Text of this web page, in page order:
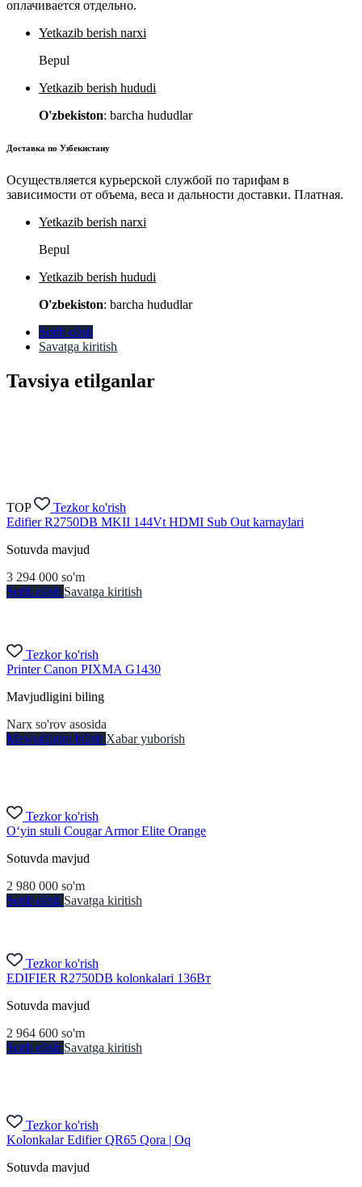
оплачивается отдельно.
Yetkazib berish narxi
Bepul
Yetkazib berish hududi
O'zbekiston: barcha hududlar
Доставка по Узбекистану
Осуществляется курьерской службой по тарифам в
зависимости от объема, веса и дальности доставки. Платная.
Yetkazib berish narxi
Bepul
Yetkazib berish hududi
O'zbekiston: barcha hududlar
Sotib olish
Savatga kiritish
Tavsiya etilganlar
TOP
Tezkor ko'rish
Edifier R2750DB MKII 144Vt HDMI Sub Out karnaylari
Sotuvda mavjud
3 294 000 so'm
Sotib olish Savatga kiritish
Tezkor ko'rish
Printer Canon PIXMA G1430
Mavjudligini biling
Narx so'rov asosida
Mavjudligini bilish Xabar yuborish
Tezkor ko'rish
O‘yin stuli Cougar Armor Elite Orange
Sotuvda mavjud
2 980 000 so'm
Sotib olish Savatga kiritish
Tezkor ko'rish
EDIFIER R2750DB kolonkalari 136Вт
Sotuvda mavjud
2 964 600 so'm
Sotib olish Savatga kiritish
Tezkor ko'rish
Kolonkalar Edifier QR65 Qora | Oq
Sotuvda mavjud